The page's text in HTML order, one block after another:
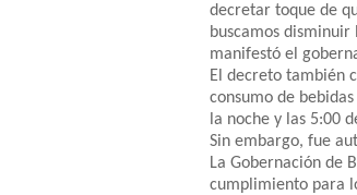
decretar toque de
buscamos
manifestó el
El decreto también
consumo de
la noche y las 5:00
Sin embargo, fue
La Gobernación de
cumplimiento para